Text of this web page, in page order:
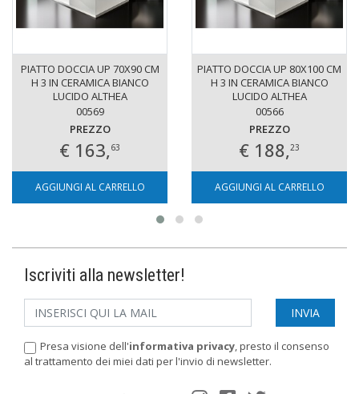
PIATTO DOCCIA UP 70X90 CM
H 3 IN CERAMICA BIANCO
LUCIDO ALTHEA
00569
PREZZO
€ 163,63
AGGIUNGI AL CARRELLO
PIATTO DOCCIA UP 80X100 CM
H 3 IN CERAMICA BIANCO
LUCIDO ALTHEA
00566
PREZZO
€ 188,23
AGGIUNGI AL CARRELLO
Iscriviti alla newsletter!
Presa visione dell'informativa privacy, presto il consenso
al trattamento dei miei dati per l'invio di newsletter.